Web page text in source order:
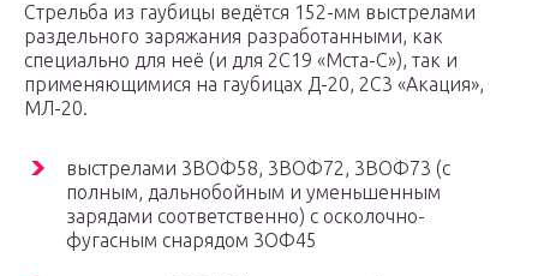
Стрельба из гаубицы ведётся 152-мм выстрелами
раздельного заряжания разработанными, как
специально для неё (и для 2С19 «Мста-С»), так и
применяющимися на гаубицах Д-20, 2С3 «Акация»,
МЛ-20.
выстрелами 3ВОФ58, 3ВОФ72, 3ВОФ73 (с
полным, дальнобойным и уменьшенным
зарядами соответственно) с осколочно-
фугасным снарядом 3ОФ45